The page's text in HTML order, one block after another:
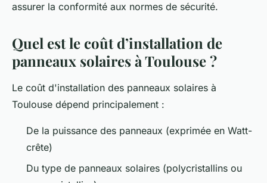
assurer la conformité aux normes de sécurité.
Quel est le coût d’installation de
panneaux solaires à Toulouse ?
Le coût d'installation des panneaux solaires à
Toulouse dépend principalement :
De la puissance des panneaux (exprimée en Watt-
crête)
Du type de panneaux solaires (polycristallins ou